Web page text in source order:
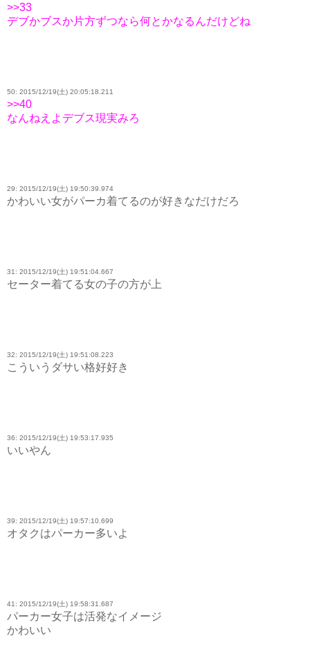
>>33
デブかブスか片方ずつなら何とかなるんだけどね
50: 2015/12/19(土) 20:05:18.211
>>40
なんねえよデブス現実みろ
29: 2015/12/19(土) 19:50:39.974
かわいい女がパーカ着てるのが好きなだけだろ
31: 2015/12/19(土) 19:51:04.667
セーター着てる女の子の方が上
32: 2015/12/19(土) 19:51:08.223
こういうダサい格好好き
36: 2015/12/19(土) 19:53:17.935
いいやん
39: 2015/12/19(土) 19:57:10.699
オタクはパーカー多いよ
41: 2015/12/19(土) 19:58:31.687
パーカー女子は活発なイメージ
かわいい